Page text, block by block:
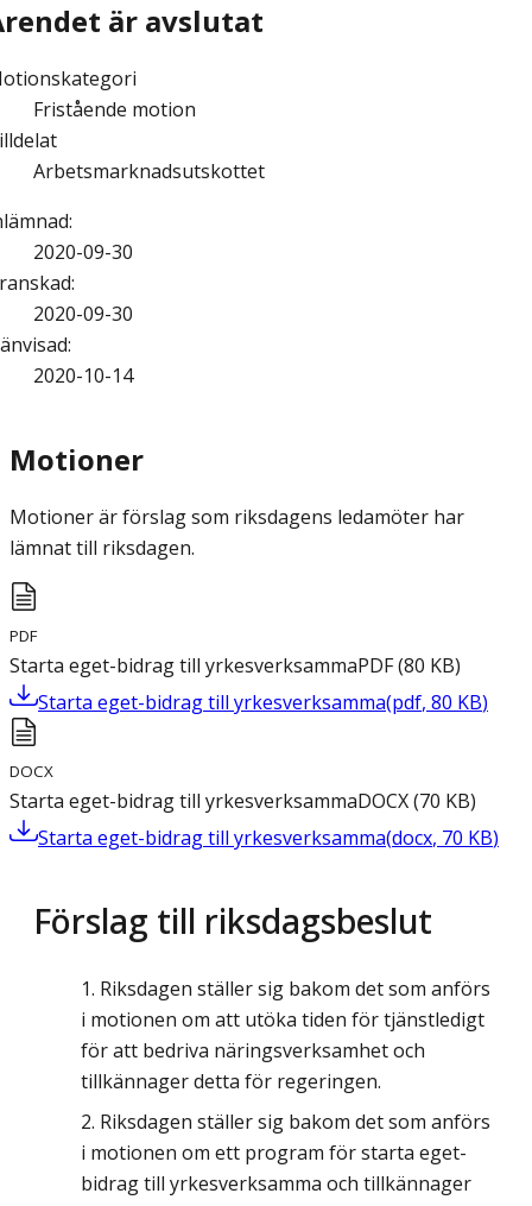
är avslutat
Fristående motion
Arbetsmarknadsutskottet
:
2020-09-30
:
2020-09-30
:
2020-10-14
Motioner
Motioner är förslag som riksdagens ledamöter har
lämnat till riksdagen.
PDF
Starta eget-bidrag till yrkesverksammaPDF(80 KB)
Starta eget-bidrag till yrkesverksamma(pdf, 80 KB)
DOCX
Starta eget-bidrag till yrkesverksammaDOCX(70 KB)
Starta eget-bidrag till yrkesverksamma(docx, 70 KB)
Förslag till riksdagsbeslut
Riksdagen ställer sig bakom det som anförs
i motionen om att utöka tiden för tjänstledigt
för att bedriva näringsverksamhet och
tillkännager detta för regeringen.
Riksdagen ställer sig bakom det som anförs
i motionen om ett program för starta eget-
bidrag till yrkesverksamma och tillkännager